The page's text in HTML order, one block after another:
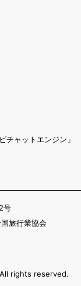
チャットエンジン」
号
旅行業協会
rights reserved.